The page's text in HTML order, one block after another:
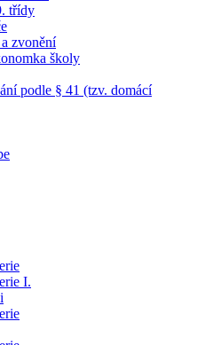
třídy
zvonění
školy
podle § 41 (tzv. domácí
I.